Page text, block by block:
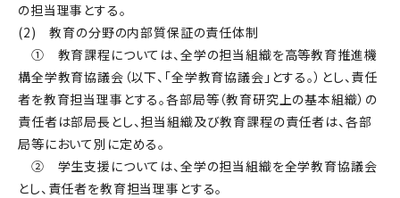
の担当理事とする。
(2) 教育の分野の内部質保証の責任体制
① 教育課程については、全学の担当組織を高等教育推進機
構全学教育協議会（以下、「全学教育協議会」とする。）とし、責任
者を教育担当理事とする。各部局等（教育研究上の基本組織）の
責任者は部局長とし、担当組織及び教育課程の責任者は、各部
局等において別に定める。
② 学生支援については、全学の担当組織を全学教育協議会
とし、責任者を教育担当理事とする。